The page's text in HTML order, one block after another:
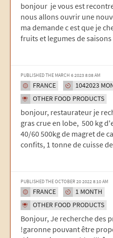
bonjour je vous est
nous allons ouvrir une
ma demande c est que je
fruits et legumes de saisons
PUBLISHED THE MARCH 6 2023 8:08 AM
FRANCE
1042023
OTHER FOOD PRODUCTS
bonjour, restaurateur je
gras crue en lobe, 500 kg
40/60 500kg de magret de
confits, 1 tonne de cuisse
PUBLISHED THE OCTOBER 20 2022 8:10 AM
FRANCE
1 MONTH
OTHER FOOD PRODUCTS
Bonjour, Je recherche des
!garonne pouvant être